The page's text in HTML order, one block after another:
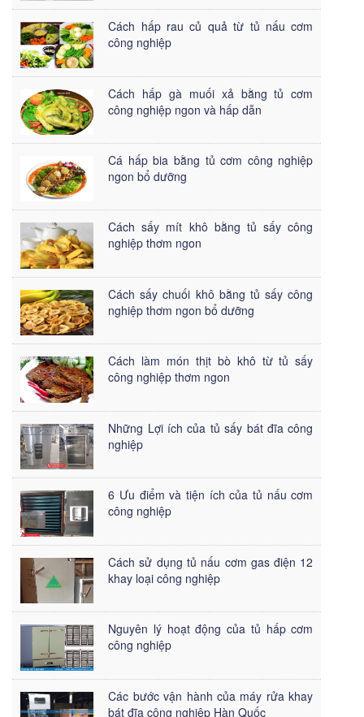
Cách hấp rau củ quả từ tủ nấu cơm
công nghiệp
Cách hấp gà muối xả bằng tủ cơm
công nghiệp ngon và hấp dẫn
Cá hấp bia bằng tủ cơm công nghiệp
ngon bổ dưỡng
Cách sấy mít khô bằng tủ sấy công
nghiệp thơm ngon
Cách sấy chuối khô bằng tủ sấy công
nghiệp thơm ngon bổ dưỡng
Cách làm món thịt bò khô từ tủ sấy
công nghiệp thơm ngon
Những Lợi ích của tủ sấy bát đĩa công
nghiệp
6 Ưu điểm và tiện ích của tủ nấu cơm
công nghiệp
Cách sử dụng tủ nấu cơm gas điện 12
khay loại công nghiệp
Nguyên lý hoạt động của tủ hấp cơm
công nghiệp
Các bước vận hành của máy rửa khay
bát đĩa công nghiệp Hàn Quốc